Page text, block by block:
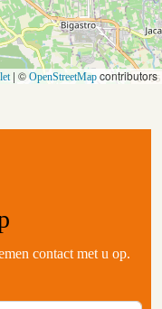
| © OpenStreetMap contributors
contact met u op.